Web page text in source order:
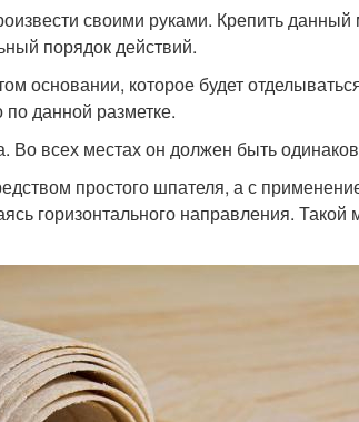
своими руками. Крепить данный
порядок действий.
основании, которое будет
данной разметке.
всех местах он должен быть
простого шпателя, а с
горизонтального направления. Такой